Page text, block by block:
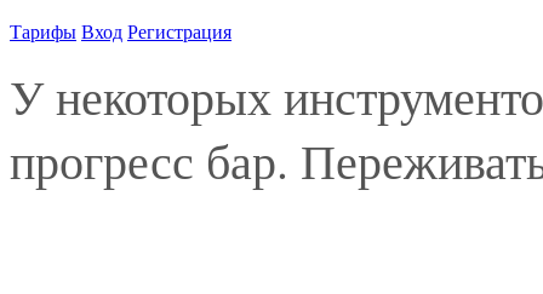
ТарифыВходРегистрация
У некоторых
прогресс бар.